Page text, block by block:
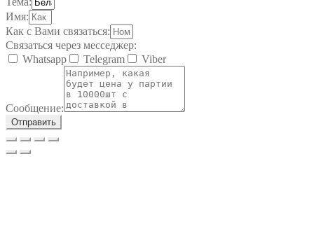
Имя:
Как с Вами связаться:
Связаться через месседжер:
Whatsapp
Telegram Viber
Сообщение:
Отправить